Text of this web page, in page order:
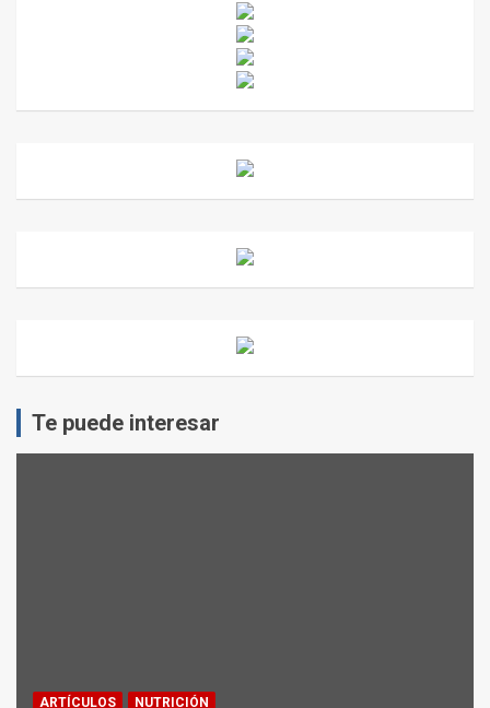
Te puede interesar
ARTÍCULOS NUTRICIÓN